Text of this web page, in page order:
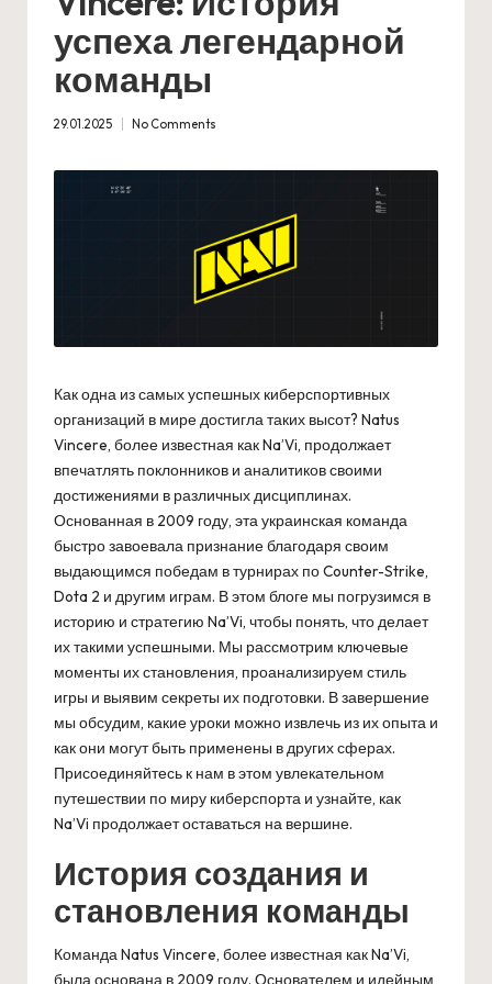
успеха легендарной
команды
29.01.2025 No Comments
Как одна из самых успешных киберспортивных
организаций в мире достигла таких высот? Natus
Vincere, более известная как Na’Vi, продолжает
впечатлять поклонников и аналитиков своими
достижениями в различных дисциплинах.
Основанная в 2009 году, эта украинская команда
быстро завоевала признание благодаря своим
выдающимся победам в турнирах по Counter-Strike,
Dota 2 и другим играм. В этом блоге мы погрузимся в
историю и стратегию Na’Vi, чтобы понять, что делает
их такими успешными. Мы рассмотрим ключевые
моменты их становления, проанализируем стиль
игры и выявим секреты их подготовки. В завершение
мы обсудим, какие уроки можно извлечь из их опыта и
как они могут быть применены в других сферах.
Присоединяйтесь к нам в этом увлекательном
путешествии по миру киберспорта и узнайте, как
Na’Vi продолжает оставаться на вершине.
История создания и
становления команды
Команда Natus Vincere, более известная как Na’Vi,
была основана в 2009 году. Основателем и идейным